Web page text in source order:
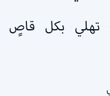
تهلي بكل قاصٍ